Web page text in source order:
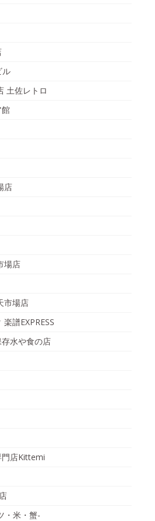
ル
土佐レトロ
館
店
場店
市場店
譜EXPRESS
水や食の店
店Kittemi
・米・蟹-